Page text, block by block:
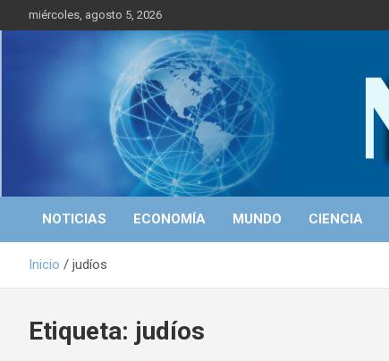
a
n
d
miércoles, agosto 5, 2026
NICALEAKS
Portal de Noticias
NOTICIAS ECONOMÍA MUNDO CIENCIA
Inicio judíos
Etiqueta: judíos